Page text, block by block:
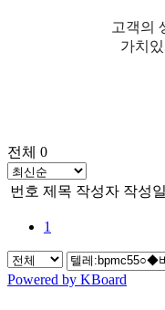
고객의
가치
전체 0
번호 제목 작성자 작성일
1
Powered by KBoard